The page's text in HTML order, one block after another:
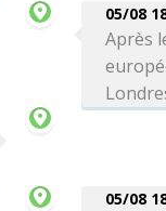
05/08
Après
05/08